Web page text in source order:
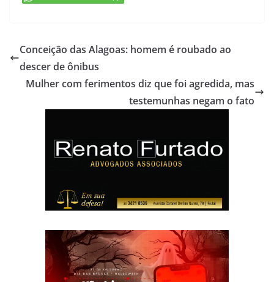
Conceição das Alagoas: homem é roubado ao
descer de ônibus
Mulher com ferimentos diz que foi agredida, mas
testemunhas negam o fato